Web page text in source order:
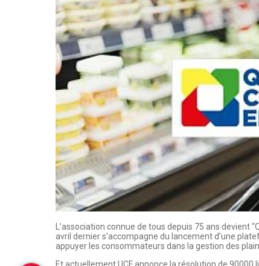
L’association connue de tous depuis 75 ans devient
avril dernier s’accompagne du lancement d’une
appuyer les consommateurs dans la gestion des